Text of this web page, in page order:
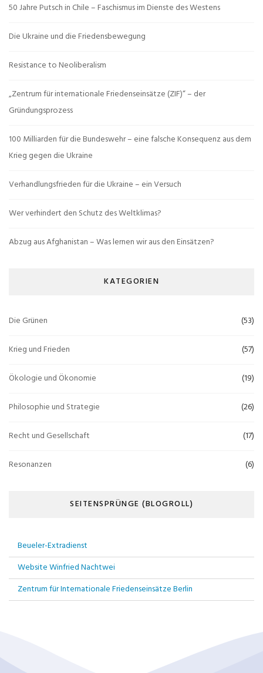
50 Jahre Putsch in Chile – Faschismus im Dienste des Westens
Die Ukraine und die Friedensbewegung
Resistance to Neoliberalism
„Zentrum für internationale Friedenseinsätze (ZIF)“ – der
Gründungsprozess
100 Milliarden für die Bundeswehr – eine falsche Konsequenz aus dem
Krieg gegen die Ukraine
Verhandlungsfrieden für die Ukraine – ein Versuch
Wer verhindert den Schutz des Weltklimas?
Abzug aus Afghanistan – Was lernen wir aus den Einsätzen?
KATEGORIEN
Die Grünen (53)
Krieg und Frieden (57)
Ökologie und Ökonomie (19)
Philosophie und Strategie (26)
Recht und Gesellschaft (17)
Resonanzen (6)
SEITENSPRÜNGE (BLOGROLL)
Beueler-Extradienst
Website Winfried Nachtwei
Zentrum für Internationale Friedenseinsätze Berlin